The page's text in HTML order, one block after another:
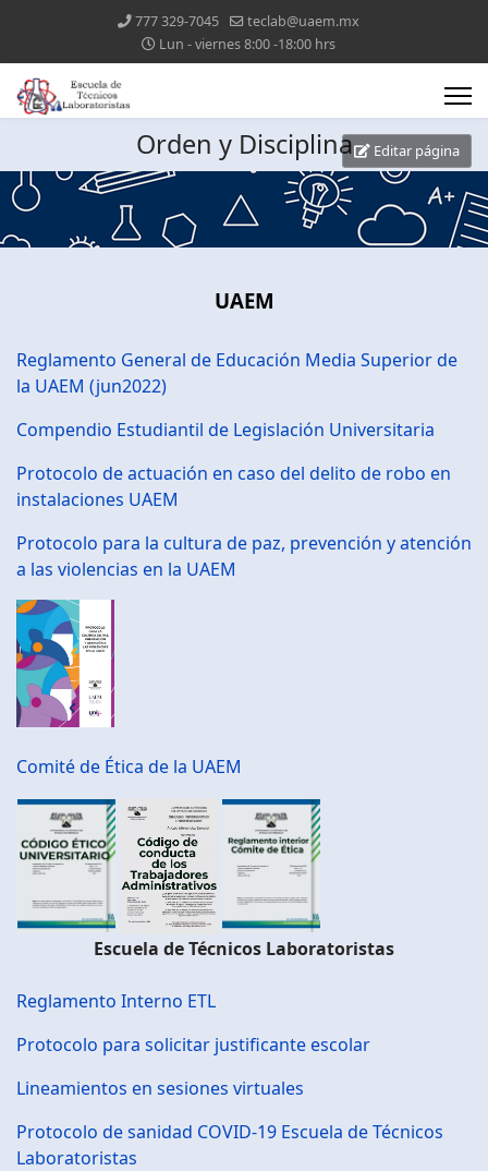
777 329-7045
teclab@uaem.mx
Lun - viernes 8:00 -18:00 hrs
Orden y Disciplina
UAEM
Reglamento General de Educación Media Superior de
la UAEM (jun2022)
Compendio Estudiantil de Legislación Universitaria
Protocolo de actuación en caso del delito de robo en
instalaciones UAEM
Protocolo para la cultura de paz, prevención y atención
a las violencias en la UAEM
Comité de Ética de la UAEM
Escuela de Técnicos Laboratoristas
Reglamento Interno ETL
Protocolo para solicitar justificante escolar
Lineamientos en sesiones virtuales
Protocolo de sanidad COVID-19 Escuela de Técnicos
Laboratoristas
Editar página